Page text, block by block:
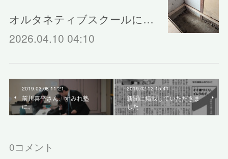
オルタネティブスクールに…
2026.04.10 04:10
2019.03.08 11:21
前川喜平さん、すみれ塾
に。
2019.02.12 15:41
新聞に掲載していただきま
した
0コメント